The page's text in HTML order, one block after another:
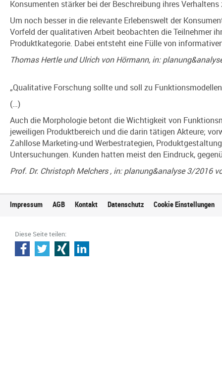
Konsumenten stärker bei der Beschreibung ihres
Um noch besser in die relevante Erlebenswelt der
Vorfeld der qualitativen Arbeit beobachten die Teilnehmer
Produktkategorie. Dabei entsteht eine Fülle von
Thomas Hertle und Ulrich von Hörmann, in:
„Qualitative Forschung sollte und soll zu
(…)
Auch die Morphologie betont die Wichtigkeit von
jeweiligen Produktbereich und die darin tätigen Akteure;
Zahllose Marketing-und Werbestrategien,
Untersuchungen. Kunden hatten meist den Eindruck,
Prof. Dr. Christoph Melchers , in: planung&analyse 3/2016
Impressum AGB Kontakt Datenschutz Cookie Einstellungen
Diese Seite teilen: